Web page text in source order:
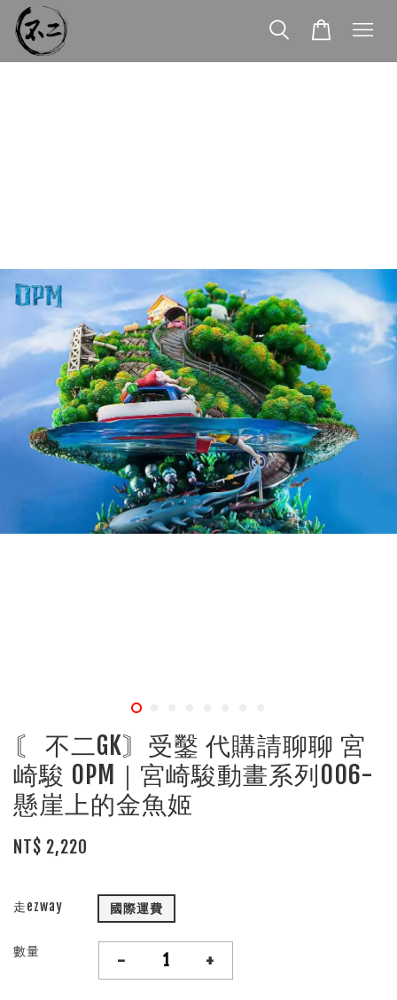
〘 不二GK〙受鑿 代購請聊聊 宮
崎駿 OPM｜宮崎駿動畫系列006-
懸崖上的金魚姬
NT$ 2,220
走ezway 國際運費
數量 - +